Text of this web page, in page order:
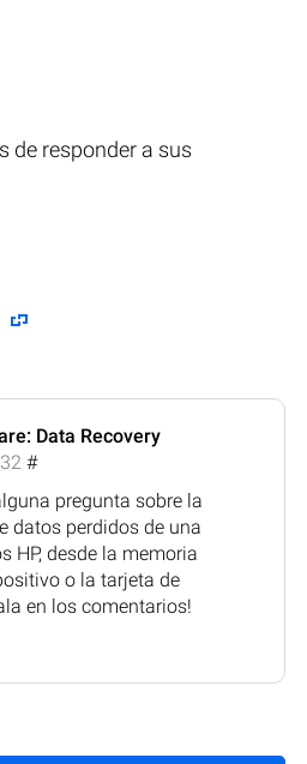
de responder a sus
Data Recovery
#
pregunta sobre la
datos perdidos de una
HP, desde la memoria
o la tarjeta de
en los comentarios!